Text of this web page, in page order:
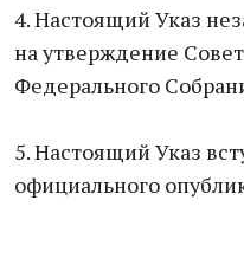
4. Настоящий Указ
на утверждение
Федерального
5. Настоящий Указ
официального